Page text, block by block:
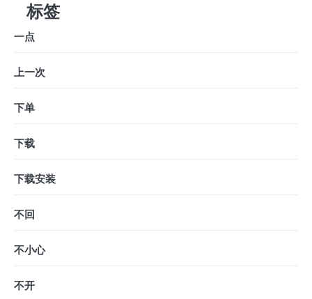
标签
一点
上一次
下单
下载
下载安装
不回
不小心
不开